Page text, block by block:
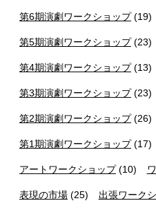
第6期演劇ワークショップ(19)
第5期演劇ワークショップ(23)
第4期演劇ワークショップ(13)
第3期演劇ワークショップ(23)
第2期演劇ワークショップ(26)
第1期演劇ワークショップ(17)
アートワークショップ(10)
表現の市場 (25) 出張ワーク